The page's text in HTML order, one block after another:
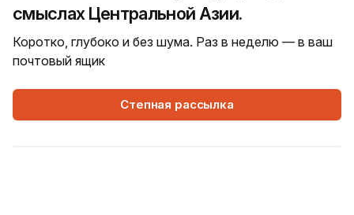
смыслах Центральной Азии.
Коротко, глубоко и без шума. Раз в неделю — в ваш
почтовый ящик
Степная рассылка